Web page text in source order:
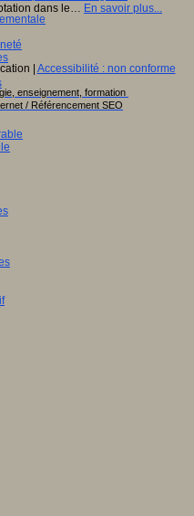
dans le… En savoir plus...
| Accessibilité : non conforme
enseignement, formation
/ Référencement SEO